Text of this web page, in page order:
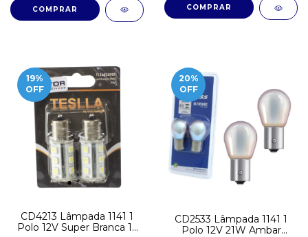
19%
OFF
CD4213 Lâmpada 1141 1
Polo 12V Super Branca 15
20%
OFF
CD2533 Lâmpada 1141 1
Polo 12V 21W Ambar